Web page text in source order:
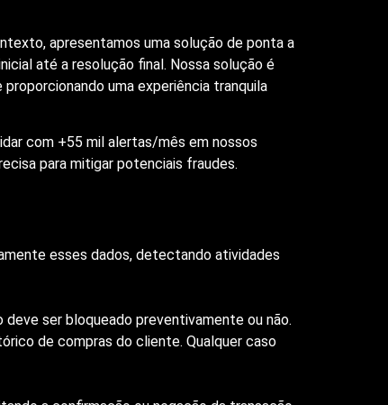
apresentamos uma solução de ponta a
até a resolução final. Nossa solução é
uma experiência tranquila
com +55 mil alertas/mês em nossos
para mitigar potenciais fraudes.
esses dados, detectando atividades
ser bloqueado preventivamente ou não.
de compras do cliente. Qualquer caso